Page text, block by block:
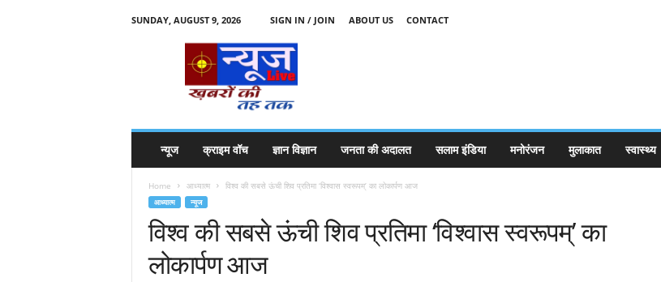
SUNDAY, AUGUST 9, 2026 SIGN IN / JOIN ABOUT US
CONTACT
न्यूज क्राइम वॉच ज्ञान विज्ञान जनता की अदालत सलाम इंडिया मनोरंजन मुलाकात स्वास्थ्य
Home आध्यात्म विश्व की सबसे ऊंची शिव प्रतिमा ‘विश्वास स्वरूपम्’ का लोकार्पण आज
आध्यात्म न्यूज
विश्व की सबसे ऊंची शिव प्रतिमा ‘विश्वास स्वरूपम्’ का
लोकार्पण आज